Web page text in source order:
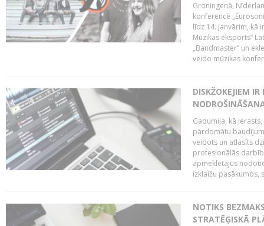
Groningenā,
konferencē
līdz 14. janvārim, kā
Mūzikas eksports”
„Bandmaster” un
veido mūzikas
DISKŽOKEJIEM
Gadumija, kā
pārdomātu
veidots un atlasīts
profesionālās
apmeklētājus
izklaižu pasākumos,
NOTIKS
STRATĒĢISKĀ